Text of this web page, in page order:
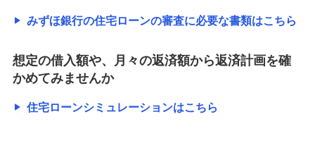
みずほ銀行の住宅ローンの審査に必要な書類はこちら
想定の借入額や、月々の返済額から返済計画を確
かめてみませんか
住宅ローンシミュレーションはこちら